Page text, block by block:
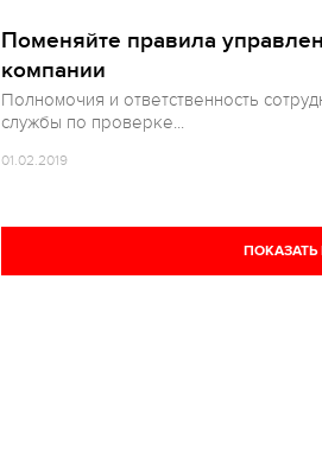
Поменяйте правила
компании
Полномочия и ответственность
службы по проверке...
01.02.2019